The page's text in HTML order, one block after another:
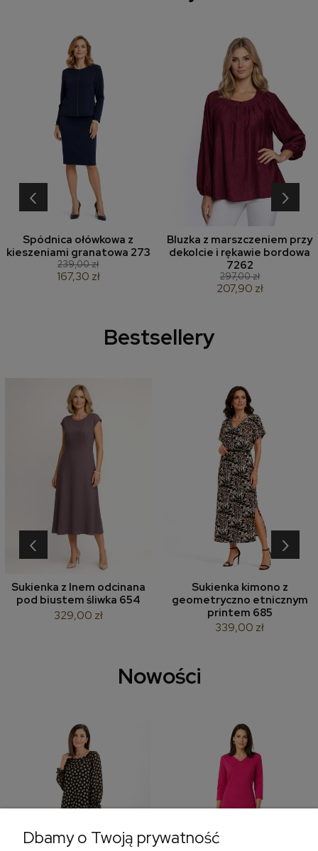
Spódnica ołówkowa z
kieszeniami granatowa 273
239,00 zł
167,30 zł
Bluzka z marszczeniem przy
dekolcie i rękawie bordowa
7262
297,00 zł
207,90 zł
‹ ›
Bestsellery
Sukienka z lnem odcinana
pod biustem śliwka 654
329,00 zł
Sukienka kimono z
geometryczno etnicznym
printem 685
339,00 zł
‹ ›
Nowości
Dbamy o Twoją prywatność